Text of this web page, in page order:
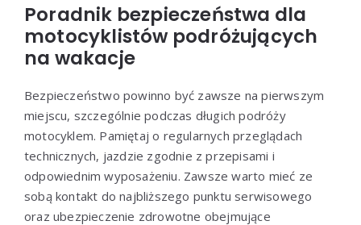
Poradnik bezpieczeństwa dla
motocyklistów podróżujących
na wakacje
Bezpieczeństwo powinno być zawsze na pierwszym
miejscu, szczególnie podczas długich podróży
motocyklem. Pamiętaj o regularnych przeglądach
technicznych, jazdzie zgodnie z przepisami i
odpowiednim wyposażeniu. Zawsze warto mieć ze
sobą kontakt do najbliższego punktu serwisowego
oraz ubezpieczenie zdrowotne obejmujące